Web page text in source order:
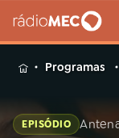
MENUProgramas
EPISÓDIO